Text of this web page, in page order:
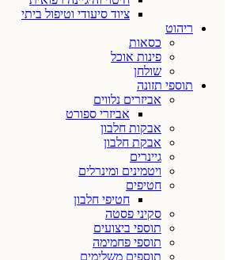
ציוד סיעודי וטיפול ביתי
ריהוט
כסאות
פינות אוכל
שולחן
תוספי תזונה
אביזרים נלווים
אביזרי ספורט
אבקות חלבון
אבקת חלבון
גיינרים
ויטמינים ומינרלים
חטיפים
חטיפי חלבון
סקיני פסטה
תוספי ביצועים
תוספי פחמימה
תוספים משלימים